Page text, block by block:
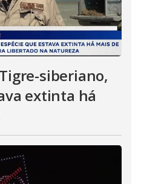
siberiano,
extinta há